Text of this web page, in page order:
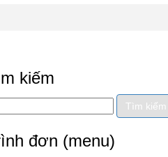
kiếm
đơn (menu)